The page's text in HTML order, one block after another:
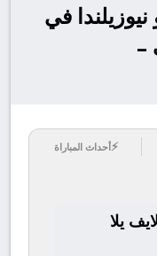
في
–
⚡أحداث المباراة
يلا